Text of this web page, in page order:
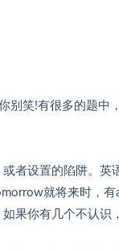
笑!有很多的题中
者设置的陷阱。英
就将来时，有
果你有几个不认识